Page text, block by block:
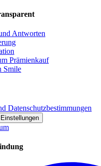
Antworten
Prämienkauf
Smile
Datenschutzbestimmungen